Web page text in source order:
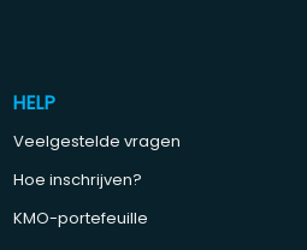
HELP
Veelgestelde vragen
Hoe inschrijven?
KMO-portefeuille